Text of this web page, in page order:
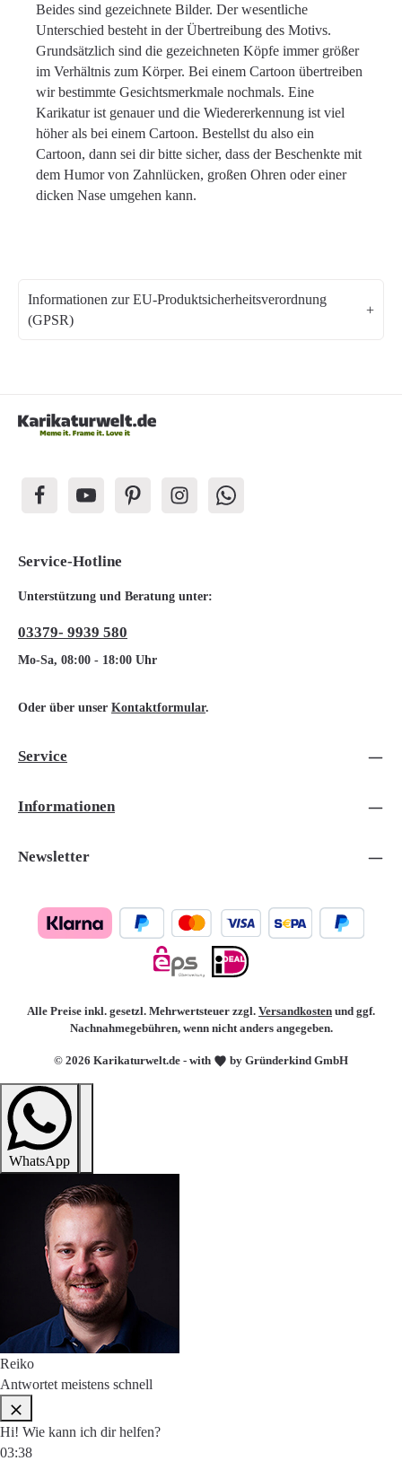
Beides sind gezeichnete Bilder. Der wesentliche
Unterschied besteht in der Übertreibung des Motivs.
Grundsätzlich sind die gezeichneten Köpfe immer größer
im Verhältnis zum Körper. Bei einem Cartoon übertreiben
wir bestimmte Gesichtsmerkmale nochmals. Eine
Karikatur ist genauer und die Wiedererkennung ist viel
höher als bei einem Cartoon. Bestellst du also ein
Cartoon, dann sei dir bitte sicher, dass der Beschenkte mit
dem Humor von Zahnlücken, großen Ohren oder einer
dicken Nase umgehen kann.
Informationen zur EU-Produktsicherheitsverordnung
(GPSR)
Service-Hotline
Unterstützung und Beratung unter:
03379- 9939 580
Mo-Sa, 08:00 - 18:00 Uhr
Oder über unser Kontaktformular.
Service
Informationen
Newsletter
© 2026 Karikaturwelt.de - with by Gründerkind GmbH
Alle Preise inkl. gesetzl. Mehrwertsteuer zzgl. Versandkosten und ggf.
Nachnahmegebühren, wenn nicht anders angegeben.
WhatsApp
Reiko
Antwortet meistens schnell
Hi! Wie kann ich dir helfen?
03:38